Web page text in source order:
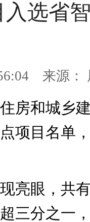
入选省
来源：
和城乡建
项目名单
眼，共有
三分之一